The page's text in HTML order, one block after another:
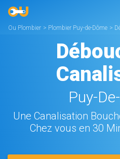
Ou Plombier > Plombier Puy-de-Dôme >
Puy-
Une Canalisation
Chez vous en 30